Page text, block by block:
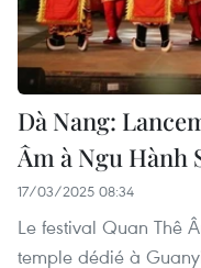
Dà Nang:
Âm à Ngu Hành
17/03/2025 08:34
Le festival Quan Thê
temple dédié à